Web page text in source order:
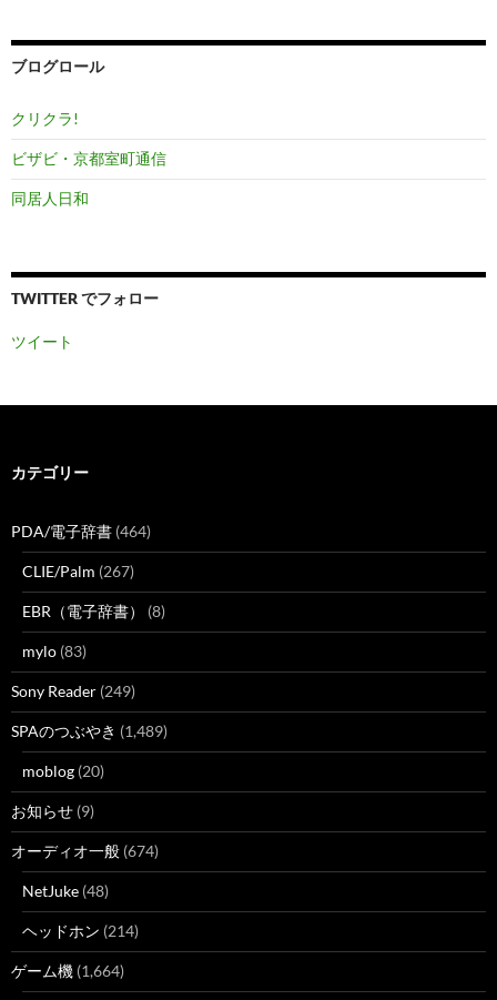
ブ
ブログロール
クリクラ!
ビザビ・京都室町通信
同居人日和
TWITTER でフォロー
ツイート
カテゴリー
PDA/電子辞書 (464)
CLIE/Palm (267)
EBR（電子辞書） (8)
mylo (83)
Sony Reader (249)
SPAのつぶやき (1,489)
moblog (20)
お知らせ (9)
オーディオ一般 (674)
NetJuke (48)
ヘッドホン (214)
ゲーム機 (1,664)